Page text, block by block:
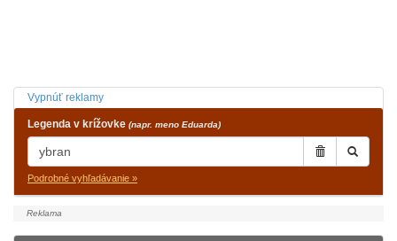
Vypnúť reklamy
Legenda v krížovke (napr. meno Eduarda)
Podrobné vyhľadávanie »